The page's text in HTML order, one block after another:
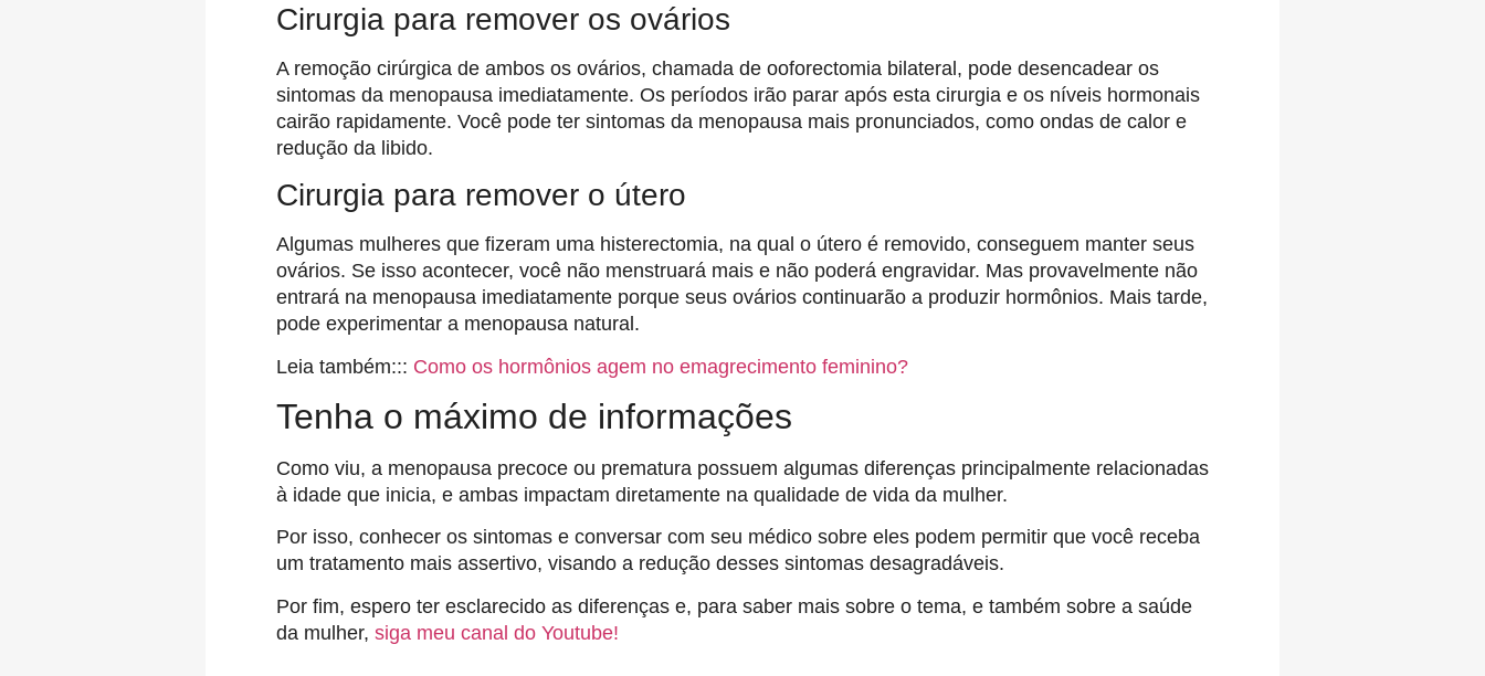
Cirurgia para remover os ovários
A remoção cirúrgica de ambos os ovários, chamada de ooforectomia bilateral, pode desencadear os
sintomas da menopausa imediatamente. Os períodos irão parar após esta cirurgia e os níveis hormonais
cairão rapidamente. Você pode ter sintomas da menopausa mais pronunciados, como ondas de calor e
redução da libido.
Cirurgia para remover o útero
Algumas mulheres que fizeram uma histerectomia, na qual o útero é removido, conseguem manter seus
ovários. Se isso acontecer, você não menstruará mais e não poderá engravidar. Mas provavelmente não
entrará na menopausa imediatamente porque seus ovários continuarão a produzir hormônios. Mais tarde,
pode experimentar a menopausa natural.
Leia também::: Como os hormônios agem no emagrecimento feminino?
Tenha o máximo de informações
Como viu, a menopausa precoce ou prematura possuem algumas diferenças principalmente relacionadas
à idade que inicia, e ambas impactam diretamente na qualidade de vida da mulher.
Por isso, conhecer os sintomas e conversar com seu médico sobre eles podem permitir que você receba
um tratamento mais assertivo, visando a redução desses sintomas desagradáveis.
Por fim, espero ter esclarecido as diferenças e, para saber mais sobre o tema, e também sobre a saúde
da mulher, siga meu canal do Youtube!